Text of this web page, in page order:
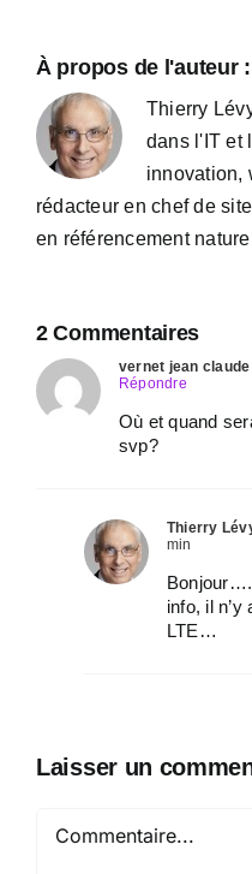
À propos de l'auteur :
Thierry
dans l'IT et
innovation,
rédacteur en chef de
en référencement
2 Commentaires
vernet jean claude
Répondre
Où et quand
svp?
Thierry
min
Bonjour….
info, il n’y
LTE…
Laisser un